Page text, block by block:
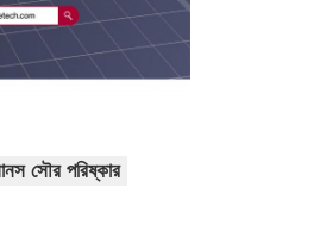
সৌর পরিষ্কার